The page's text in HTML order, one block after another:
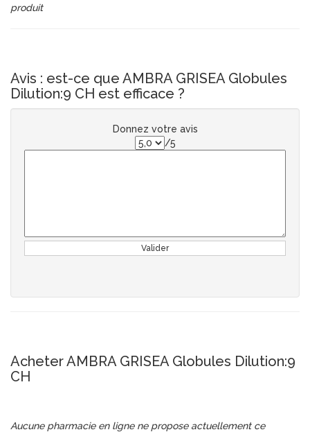
produit
Avis : est-ce que AMBRA GRISEA Globules
Dilution:9 CH est efficace ?
Donnez votre avis
/5
Valider
Acheter AMBRA GRISEA Globules Dilution:9
CH
Aucune pharmacie en ligne ne propose actuellement ce